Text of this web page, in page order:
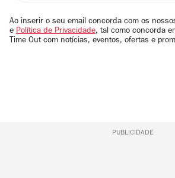
email
Ao inserir o seu email concorda com os
e Política de Privacidade, tal como concorda
Time Out com notícias, eventos, ofertas e
PUBLICIDADE